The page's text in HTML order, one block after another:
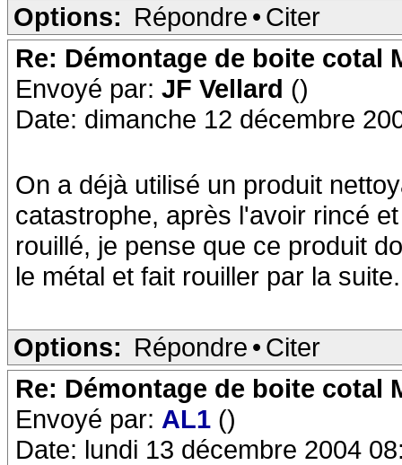
Options: Répondre • Citer
Re: Démontage de boite cotal
Envoyé par: JF Vellard ()
Date: dimanche 12 décembre
On a déjà utilisé un produit
catastrophe, après l'avoir rincé
rouillé, je pense que ce produit
le métal et fait rouiller par la
Options: Répondre • Citer
Re: Démontage de boite cotal
Envoyé par: AL1 ()
Date: lundi 13 décembre 2004